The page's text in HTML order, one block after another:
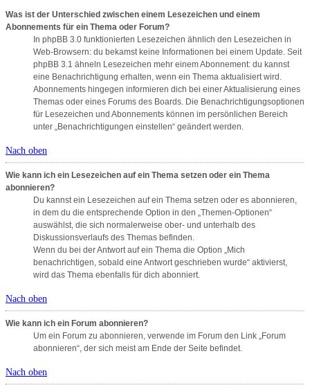
Was ist der Unterschied zwischen einem Lesezeichen und einem
Abonnements für ein Thema oder Forum?
In phpBB 3.0 funktionierten Lesezeichen ähnlich den Lesezeichen in
Web-Browsern: du bekamst keine Informationen bei einem Update. Seit
phpBB 3.1 ähneln Lesezeichen mehr einem Abonnement: du kannst
eine Benachrichtigung erhalten, wenn ein Thema aktualisiert wird.
Abonnements hingegen informieren dich bei einer Aktualisierung eines
Themas oder eines Forums des Boards. Die Benachrichtigungsoptionen
für Lesezeichen und Abonnements können im persönlichen Bereich
unter „Benachrichtigungen einstellen“ geändert werden.
Nach oben
Wie kann ich ein Lesezeichen auf ein Thema setzen oder ein Thema
abonnieren?
Du kannst ein Lesezeichen auf ein Thema setzen oder es abonnieren,
in dem du die entsprechende Option in den „Themen-Optionen“
auswählst, die sich normalerweise ober- und unterhalb des
Diskussionsverlaufs des Themas befinden.
Wenn du bei der Antwort auf ein Thema die Option „Mich
benachrichtigen, sobald eine Antwort geschrieben wurde“ aktivierst,
wird das Thema ebenfalls für dich abonniert.
Nach oben
Wie kann ich ein Forum abonnieren?
Um ein Forum zu abonnieren, verwende im Forum den Link „Forum
abonnieren“, der sich meist am Ende der Seite befindet.
Nach oben